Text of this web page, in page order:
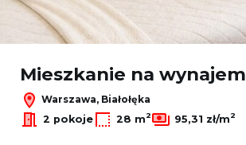
Mieszkanie na wynajem
Warszawa, Białołęka
2 pokoje
28 m2 95,31 zł/m2